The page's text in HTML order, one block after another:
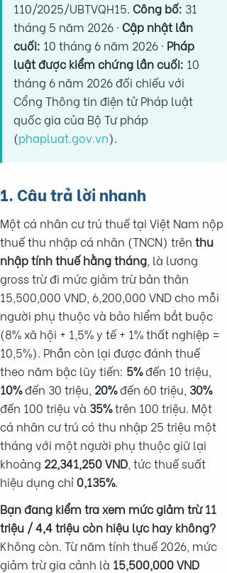
110/2025/UBTVQH15. Công bố: 31
tháng 5 năm 2026 · Cập nhật lần
cuối: 10 tháng 6 năm 2026 · Pháp
luật được kiểm chứng lần cuối: 10
tháng 6 năm 2026 đối chiếu với
Cổng Thông tin điện tử Pháp luật
quốc gia của Bộ Tư pháp
(phapluat.gov.vn).
1. Câu trả lời nhanh
Một cá nhân cư trú thuế tại Việt Nam nộp
thuế thu nhập cá nhân (TNCN) trên thu
nhập tính thuế hằng tháng , là lương
gross trừ đi mức giảm trừ bản thân
15,500,000 VND, 6,200,000 VND cho mỗi
người phụ thuộc và bảo hiểm bắt buộc
(8% xã hội + 1,5% y tế + 1% thất nghiệp =
10,5%). Phần còn lại được đánh thuế
theo năm bậc lũy tiến: 5%đến 10 triệu,
10%đến 30 triệu, 20%đến 60 triệu, 30%
đến 100 triệu và 35%trên 100 triệu. Một
cá nhân cư trú có thu nhập 25 triệu một
tháng với một người phụ thuộc giữ lại
khoảng 22,341,250 VND , tức thuế suất
hiệu dụng chỉ0,135%.
Bạn đang kiểm tra xem mức giảm trừ 11
triệu / 4,4 triệu còn hiệu lực hay không?
Không còn. Từ năm tính thuế 2026, mức
giảm trừ gia cảnh là 15,500,000 VND